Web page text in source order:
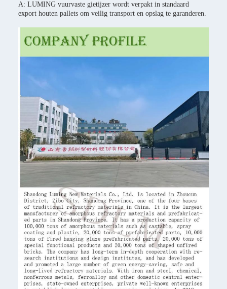
A: LUMING vuurvaste gietijzer wordt verpakt in standaard
export houten pallets om veilig transport en opslag te garanderen.